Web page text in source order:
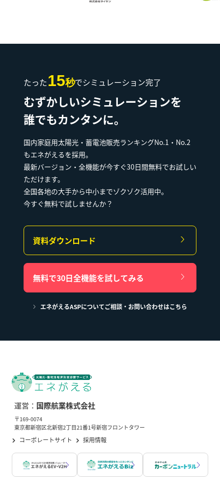
たった15秒でシミュレーション完了
むずかしいシミュレーションを
誰でもカンタンに。
国内家庭用太陽光・蓄電池販売ランキングNo.1・No.2
もエネがえるを採用。
最新バージョン・全機能が今すぐ30日間無料でお試しい
ただけます。
全国各地の大手から中小までゾクゾク活用中。
今すぐ無料で試しませんか？
資料ダウンロード
無料で30日全機能を試してみる
エネがえるASPについてご相談・お問い合わせはこちら
運営： 国際航業株式会社
〒169-0074
東京都新宿区北新宿2丁目21番1号新宿フロントタワー
コーポレートサイト 採用情報